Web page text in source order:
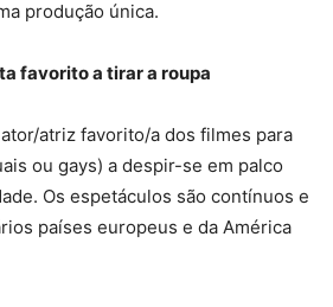
produção única.
favorito a tirar a roupa
atriz favorito/a dos filmes para
ou gays) a despir-se em palco
Os espetáculos são contínuos e
países europeus e da América